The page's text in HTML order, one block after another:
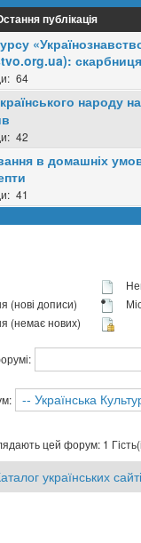
публікація
64
народу
42
в домашніх
41
(нові дописи)
(немає нових)
цей форум: 1
українських